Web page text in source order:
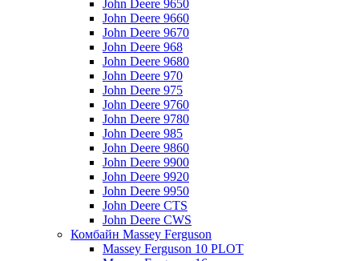
John Deere 9650
John Deere 9660
John Deere 9670
John Deere 968
John Deere 9680
John Deere 970
John Deere 975
John Deere 9760
John Deere 9780
John Deere 985
John Deere 9860
John Deere 9900
John Deere 9920
John Deere 9950
John Deere CTS
John Deere CWS
Комбайн Massey Ferguson
Massey Ferguson 10 PLOT